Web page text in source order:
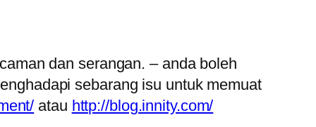
dan serangan. – anda boleh
sebarang isu untuk memuat
atau http://blog.innity.com/